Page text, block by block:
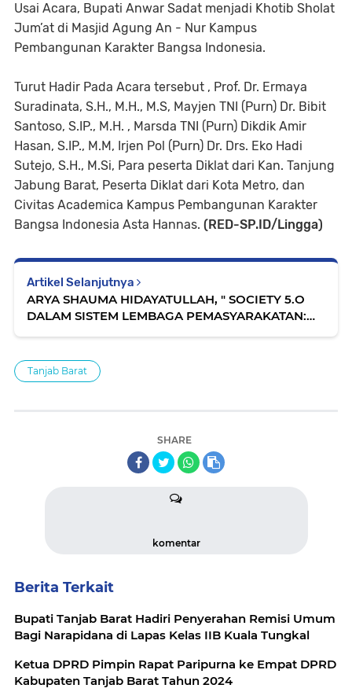
Usai Acara, Bupati Anwar Sadat menjadi Khotib Sholat
Jum’at di Masjid Agung An - Nur Kampus
Pembangunan Karakter Bangsa Indonesia.
Turut Hadir Pada Acara tersebut , Prof. Dr. Ermaya
Suradinata, S.H., M.H., M.S, Mayjen TNI (Purn) Dr. Bibit
Santoso, S.IP., M.H. , Marsda TNI (Purn) Dikdik Amir
Hasan, S.IP., M.M, Irjen Pol (Purn) Dr. Drs. Eko Hadi
Sutejo, S.H., M.Si, Para peserta Diklat dari Kan. Tanjung
Jabung Barat, Peserta Diklat dari Kota Metro, dan
Civitas Academica Kampus Pembangunan Karakter
Bangsa Indonesia Asta Hannas. (RED-SP.ID/Lingga)
Artikel Selanjutnya
ARYA SHAUMA HIDAYATULLAH, " SOCIETY 5.O
DALAM SISTEM LEMBAGA PEMASYARAKATAN:
Tanjab Barat
SHARE
komentar
Berita Terkait
Bupati Tanjab Barat Hadiri Penyerahan Remisi Umum
Bagi Narapidana di Lapas Kelas IIB Kuala Tungkal
Ketua DPRD Pimpin Rapat Paripurna ke Empat DPRD
Kabupaten Tanjab Barat Tahun 2024